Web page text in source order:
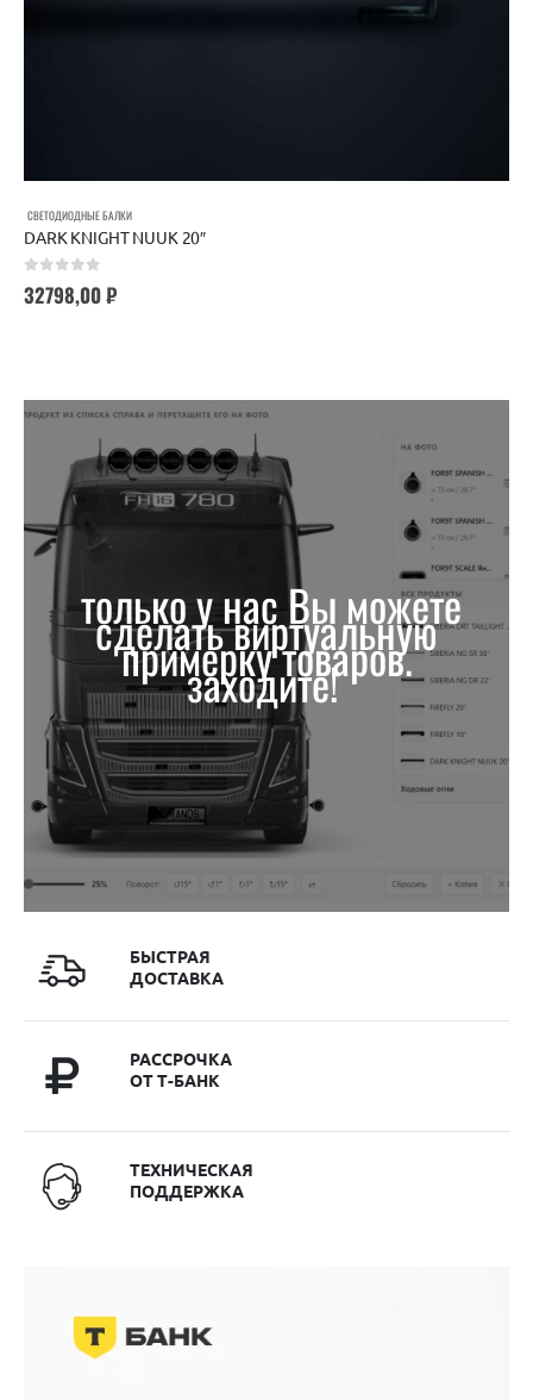
СВЕТОДИОДНЫЕ БАЛКИ
DARK KNIGHT NUUK 20″
32798,00₽
только у нас Вы можете
сделать виртуальную
примерку товаров.
заходите!
БЫСТРАЯ
ДОСТАВКА
РАССРОЧКА
ОТ Т-БАНК
ТЕХНИЧЕСКАЯ
ПОДДЕРЖКА